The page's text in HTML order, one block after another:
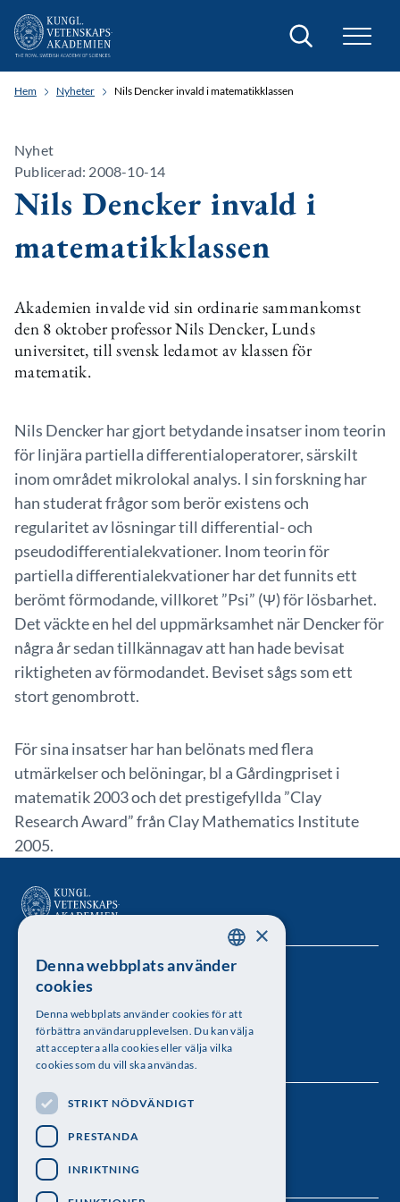
Sök
Hem Nyheter Nils Dencker invald i matematikklassen
Nyhet
Publicerad: 2008-10-14
Nils Dencker invald i
matematikklassen
Akademien invalde vid sin ordinarie sammankomst
den 8 oktober professor Nils Dencker, Lunds
universitet, till svensk ledamot av klassen för
matematik.
Nils Dencker har gjort betydande insatser inom teorin
för linjära partiella differentialoperatorer, särskilt
inom området mikrolokal analys. I sin forskning har
han studerat frågor som berör existens och
regularitet av lösningar till differential- och
pseudodifferentialekvationer. Inom teorin för
partiella differentialekvationer har det funnits ett
berömt förmodande, villkoret ”Psi” (Ψ) för lösbarhet.
Det väckte en hel del uppmärksamhet när Dencker för
några år sedan tillkännagav att han hade bevisat
riktigheten av förmodandet. Beviset sågs som ett
stort genombrott.
För sina insatser har han belönats med flera
utmärkelser och belöningar, bl a Gårdingpriset i
matematik 2003 och det prestigefyllda ”Clay
Research Award” från Clay Mathematics Institute
2005.
Kungl. Vetenskapsakademien
Besöksadress: Lilla Frescativägen 4A
Telefon: 08-673 95 00
Följ oss
SWEDISH
×
Denna webbplats använder
cookies
Denna webbplats använder cookies för att
förbättra användarupplevelsen. Du kan välja
att acceptera alla cookies eller välja vilka
cookies som du vill ska användas.
STRIKT NÖDVÄNDIGT
PRESTANDA
INRIKTNING